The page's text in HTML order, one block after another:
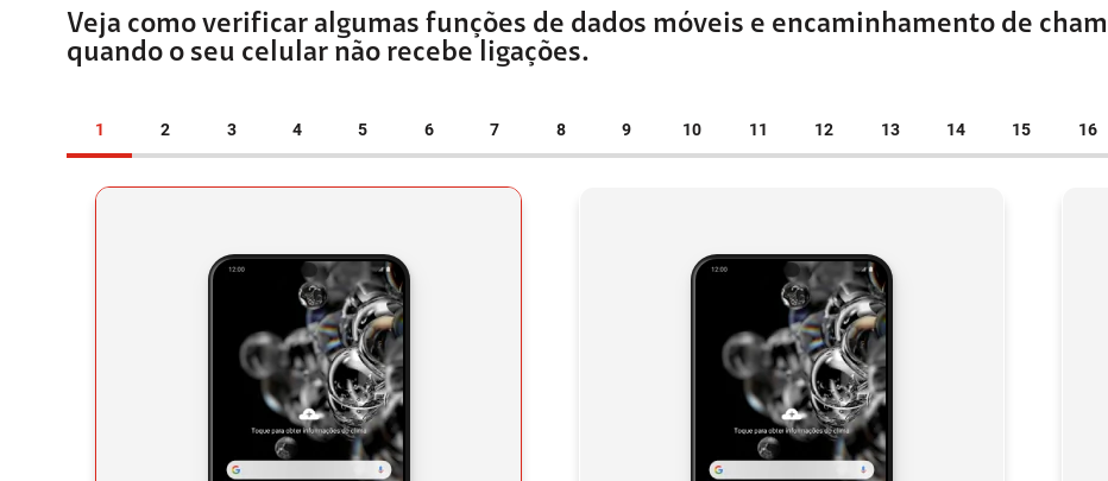
Veja como verificar algumas funções de dados móveis e encaminhamento de
quando o seu celular não recebe ligações.
1 2 3 4 5 6 7 8 9 10 11 12 13 14 15 16